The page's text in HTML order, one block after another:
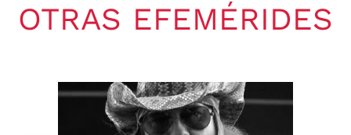
OTRAS EFEMÉRIDES